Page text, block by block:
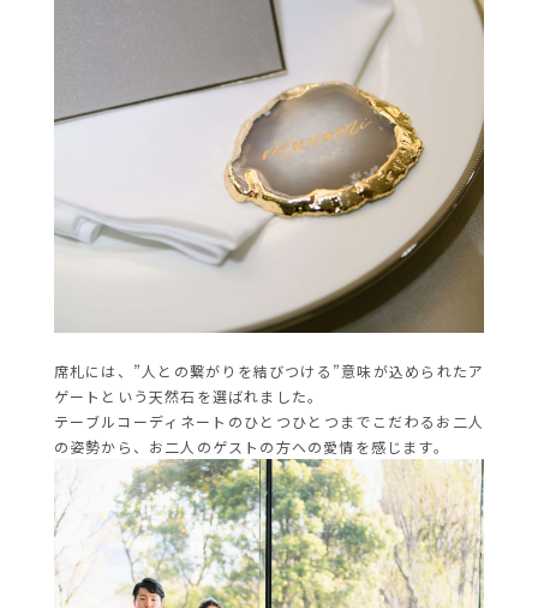
席札には、”人との繋がりを結びつける”意味が込められたア
ゲートという天然石を選ばれました。
テーブルコーディネートのひとつひとつまでこだわるお二人
の姿勢から、お二人のゲストの方への愛情を感じます。